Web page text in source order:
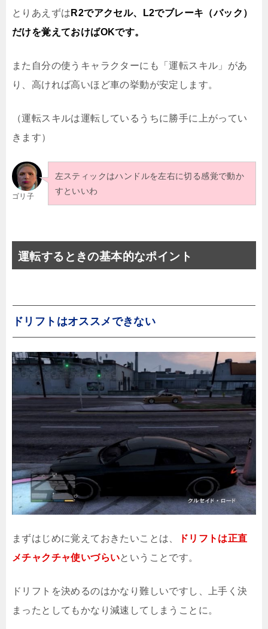
とりあえずは R2でアクセル、L2でブレーキ（バック）
だけを覚えておけばOKです。
また自分の使うキャラクターにも「運転スキル」があ
り、高ければ高いほど車の挙動が安定します。
（運転スキルは運転しているうちに勝手に上がってい
きます）
ゴリ子
左スティックはハンドルを左右に切る感覚で動か
すといいわ
運転するときの基本的なポイント
ドリフトはオススメできない
まずはじめに覚えておきたいことは、
ドリフトは正直
メチャクチャ使いづらいということです。
ドリフトを決めるのはかなり難しいですし、上手く決
まったとしてもかなり減速してしまうことに。